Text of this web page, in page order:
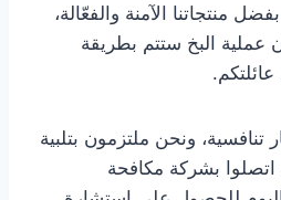
منتجاتنا الآمنة والفعّالة،
عملية البخ ستتم بطريقة
تنافسية، ونحن ملتزمون بتلبية
بشركة مكافحة